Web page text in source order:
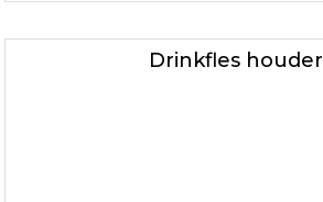
Drinkfles houder